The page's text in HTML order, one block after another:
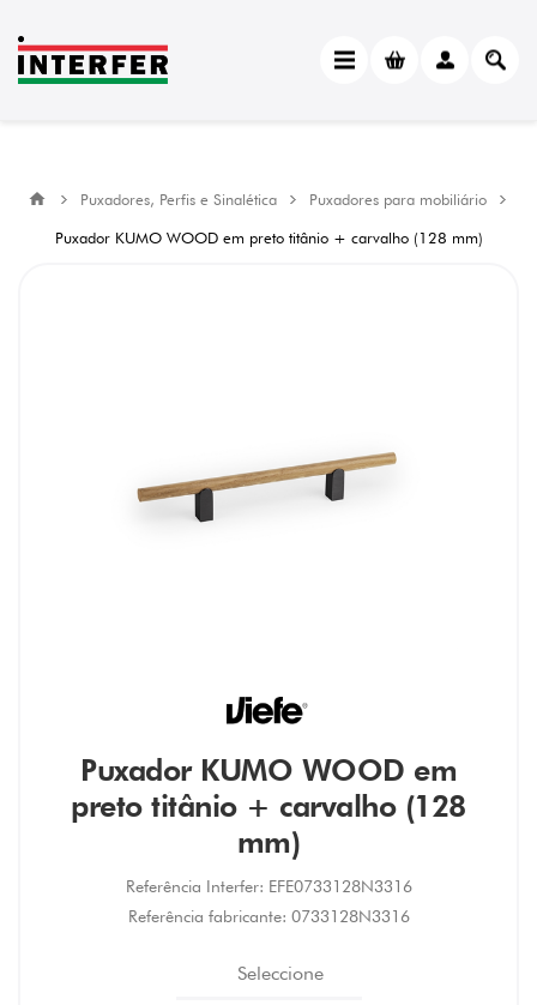
Puxadores, Perfis e Sinalética
Puxadores para mobiliário
Puxador KUMO WOOD em preto titânio + carvalho (128 mm)
Puxador KUMO WOOD em
preto titânio + carvalho (128
mm)
Referência Interfer: EFE0733128N3316
Referência fabricante: 0733128N3316
Seleccione